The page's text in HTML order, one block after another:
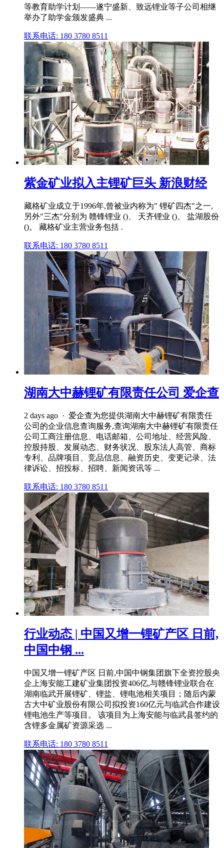
等教育助学计划——遂宁盛新、致远锂业等子公司相继
举办了助学金颁发盛典 ...
联系电话: 180 3780 8511
紫金矿业拟入主锂矿巨头 新浪财经
藏格矿业成立于1996年,曾被业内称为" 锂矿四杰"之一,
另外"三杰"分别为 赣锋锂业 ()、 天齐锂业 ()、 盐湖股份
()。 藏格矿业主营业务包括 .
联系电话: 180 3780 8511
湖南大中赫锂矿有限责任公司 爱企查
2 days ago · 爱企查为您提供湖南大中赫锂矿有限责任
公司的企业信息查询服务,查询湖南大中赫锂矿有限责任
公司工商注册信息、电话邮箱、公司地址、经营风险、
控股持股、发展动态、财务状况、股东法人高管、商标
专利、品牌项目、竞品信息、融资历史、变更记录、法
律诉讼、招投标、招聘、新闻资讯等 ...
联系电话: 180 3780 8511
行业动态 | 中国又增一锂矿产区 日前,
中国中钢 ...
中国又增一锂矿产区 日前,中国中钢集团旗下全资控股央
企上海安能工建矿业集团投资406亿,与赣锋锂业联合在
湖南临武开展锂矿、锂盐、锂电池相关项目；随后内蒙
古大中矿业股份有限公司拟投资160亿元与临武合作建设
锂电池生产等项目。 该项目为上海安能与临武县签约的
含锂多金属矿资源采选 ...
联系电话: 180 3780 8511